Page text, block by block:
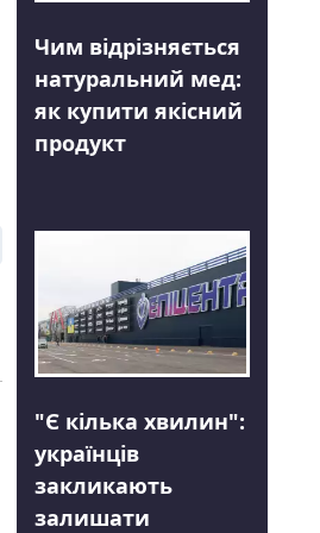
Чим відрізняється
натуральний мед:
як купити якісний
продукт
"Є кілька хвилин":
українців
закликають
залишати